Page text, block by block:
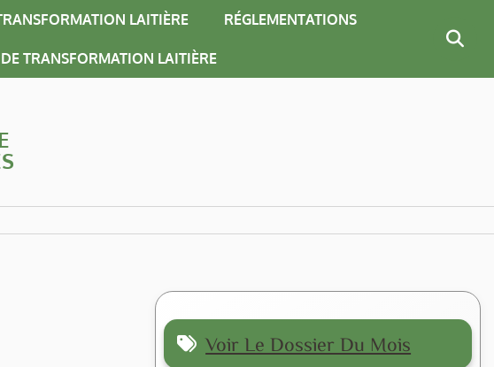
LAITIÈRE RÉGLEMENTATIONS
TRANSFORMATION LAITIÈRE
Voir Le Dossier Du Mois